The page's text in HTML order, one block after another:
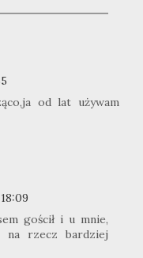
od lat używam
gościł i u mnie,
na rzecz bardziej